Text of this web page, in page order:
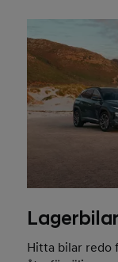
Hitta bilar redo